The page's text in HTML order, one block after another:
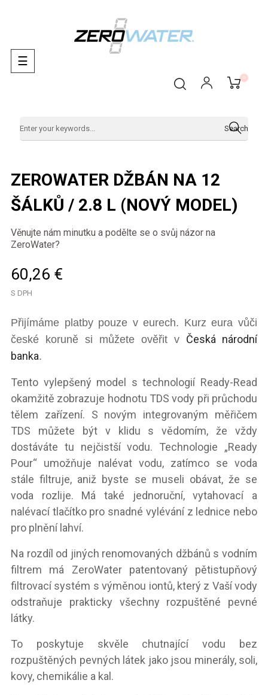
0
Toggle
navigation
☰
Search
ZEROWATER DŽBÁN NA 12
ŠÁLKŮ / 2.8 L (NOVÝ MODEL)
Věnujte nám minutku a podělte se o svůj názor na
ZeroWater?
60,26 €
S DPH
Přijímáme platby pouze v eurech. Kurz eura vůči
české koruně si můžete ověřit v Česká národní
banka.
Tento vylepšený model s technologií Ready-Read
okamžitě zobrazuje hodnotu TDS vody při průchodu
tělem zařízení. S novým integrovaným měřičem
TDS můžete být v klidu s vědomím, že vždy
dostáváte tu nejčistší vodu. Technologie „Ready
Pour“ umožňuje nalévat vodu, zatímco se voda
stále filtruje, aniž byste se museli obávat, že se
voda rozlije. Má také jednoruční, vytahovací a
nalévací tlačítko pro snadné vylévání z lednice nebo
pro plnění lahví.
Na rozdíl od jiných renomovaných džbánů s vodním
filtrem má ZeroWater patentovaný pětistupňový
filtrovací systém s výměnou iontů, který z Vaší vody
odstraňuje prakticky všechny rozpuštěné pevné
látky.
To poskytuje skvěle chutnající vodu bez
rozpuštěných pevných látek jako jsou minerály, soli,
kovy, chemikálie a kal.